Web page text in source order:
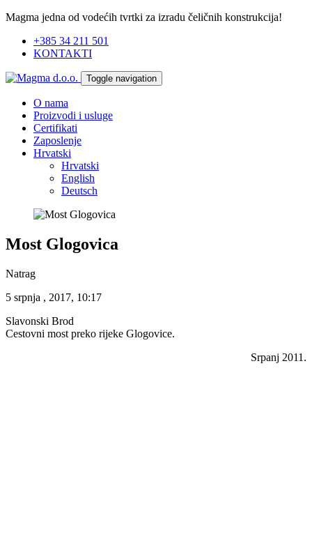
Magma jedna od vodećih tvrtki za izradu čeličnih konstrukcija!
+385 34 211 501
KONTAKTI
Toggle navigation
O nama
Proizvodi i usluge
Certifikati
Zaposlenje
Hrvatski
Hrvatski
English
Deutsch
Most Glogovica
Natrag
5 srpnja , 2017, 10:17
Slavonski Brod
Cestovni most preko rijeke Glogovice.
Srpanj 2011.